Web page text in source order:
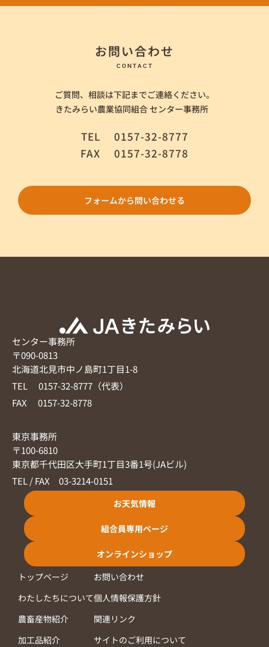
お問い合わせ
CONTACT
ご質問、相談は下記までご連絡ください。
きたみらい農業協同組合 センター事務所
TEL 0157-32-8777
FAX 0157-32-8778
フォームから問い合わせる
センター事務所
〒090-0813
北海道北見市中ノ島町1丁目1-8
TEL 0157-32-8777（代表）
FAX 0157-32-8778
東京事務所
〒100-6810
東京都千代田区大手町1丁目3番1号(JAビル)
TEL / FAX 03-3214-0151
お天気情報
組合員専用ページ
オンラインショップ
トップページ
わたしたちについて
農畜産物紹介
加工品紹介
お問い合わせ
個人情報保護方針
関連リンク
サイトのご利用について